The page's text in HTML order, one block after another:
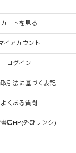
カートを見る
イアカウント
ログイン
引法に基づく表記
よくある質問
店HP(外部リンク)